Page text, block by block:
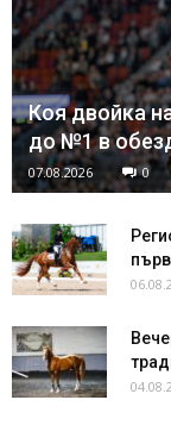
Коя двойка
до №1 в
07.08.2026 0